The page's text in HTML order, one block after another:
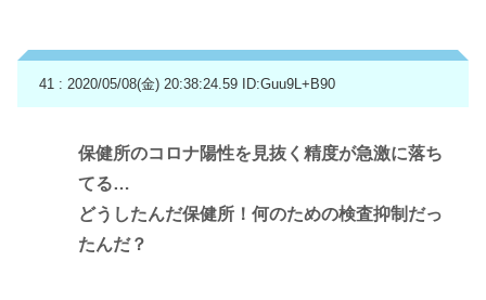
41 : 2020/05/08(金) 20:38:24.59 ID:Guu9L+B90
保健所のコロナ陽性を見抜く精度が急激に落ち
てる…
どうしたんだ保健所！何のための検査抑制だっ
たんだ？